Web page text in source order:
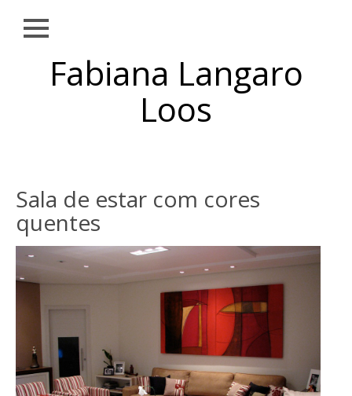
Fabiana Langaro
Loos
Close
NOTÍCIAS
PUBLICAÇÕES
TEXTOS
CONTATO
Sala de estar com cores
quentes